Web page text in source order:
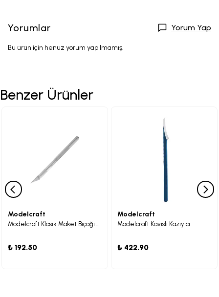
Yorumlar Yorum Yap
Bu ürün için henüz yorum yapılmamış.
Benzer Ürünler
Modelcraft
Modelcraft Klasik Maket Bıçağı #1
₺ 192.50
Modelcraft
Modelcraft Kavisli Kazıyıcı
₺ 422.90